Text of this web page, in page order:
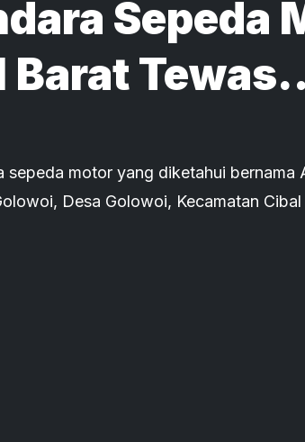
Sepeda
Barat Tewas
Pohon
sepeda motor yang diketahui bernama
Desa Golowoi, Kecamatan